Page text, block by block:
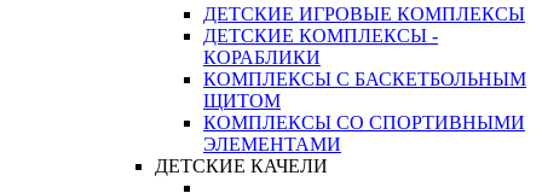
ДЕТСКИЕ ИГРОВЫЕ КОМПЛЕКСЫ
ДЕТСКИЕ КОМПЛЕКСЫ -
КОРАБЛИКИ
КОМПЛЕКСЫ С БАСКЕТБОЛЬНЫМ
ЩИТОМ
КОМПЛЕКСЫ СО СПОРТИВНЫМИ
ЭЛЕМЕНТАМИ
ДЕТСКИЕ КАЧЕЛИ